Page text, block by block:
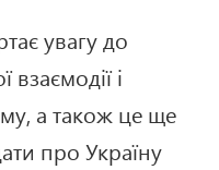
увагу до
і
а також це ще
про Україну